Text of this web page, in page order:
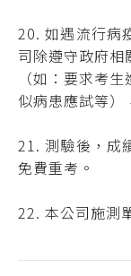
20. 如遇流行病
司除遵守政府
（如：要求考
似病患應試等）
21. 測驗後，成
免費重考。
22. 本公司施測